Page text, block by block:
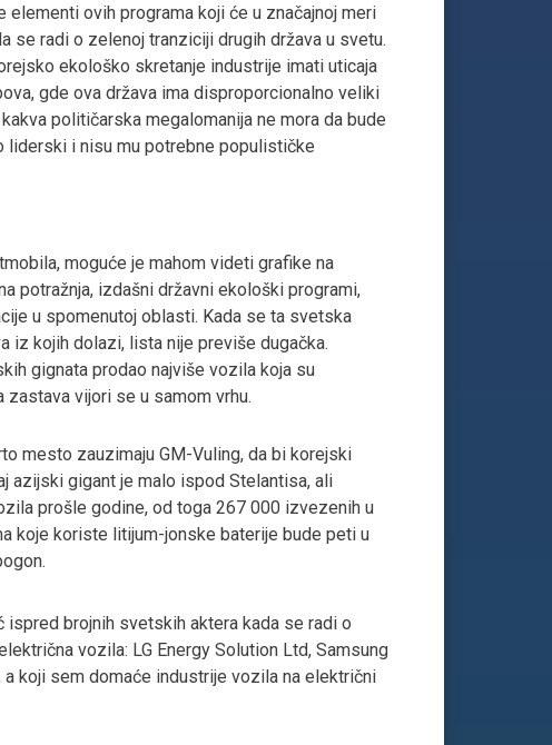
elementi ovih programa koji će u značajnoj meri
se radi o zelenoj tranziciji drugih država u svetu.
ekološko skretanje industrije imati uticaja
gde ova država ima disproporcionalno veliki
političarska megalomanija ne mora da bude
liderski i nisu mu potrebne populističke
moguće je mahom videti grafike na
potražnja, izdašni državni ekološki programi,
u spomenutoj oblasti. Kada se ta svetska
iz kojih dolazi, lista nije previše dugačka.
gignata prodao najviše vozila koja su
vijori se u samom vrhu.
mesto zauzimaju GM-Vuling, da bi korejski
azijski gigant je malo ispod Stelantisa, ali
prošle godine, od toga 267 000 izvezenih u
koje koriste litijum-jonske baterije bude peti u
brojnih svetskih aktera kada se radi o
vozila: LG Energy Solution Ltd, Samsung
koji sem domaće industrije vozila na električni